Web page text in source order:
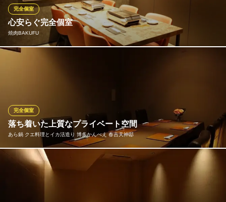
つろぎください。
博多 蟹つぐ
博多 蟹料理
心安らぐ完全個室
焼肉BAKUFU
完全個室
話と絶品の焼肉をご堪能いただけます。
焼肉BAKUFU
菊池誠牛 個室焼肉
地下鉄七隈線（3号線）天神南駅 徒歩4分
福岡県福岡市中央区春吉3-12-26 JOJOビル2F
落ち着いた上質なプライベート空間
あら鍋 クエ料理とイカ活造り 博多かんべえ 春吉天神邸
完全個室
少人数でのお食事から大人数でのご宴会や会食など、様々なシー
ンでご利用いただけるお部屋をご用意しております。2名様からご